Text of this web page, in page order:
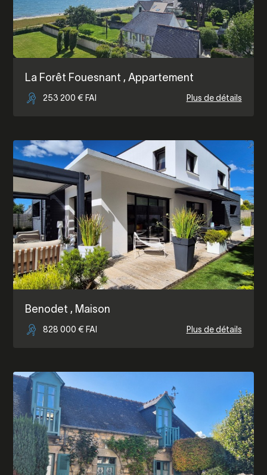
La Forêt Fouesnant , Appartement
253 200 € FAI Plus de détails
Benodet , Maison
828 000 € FAI Plus de détails